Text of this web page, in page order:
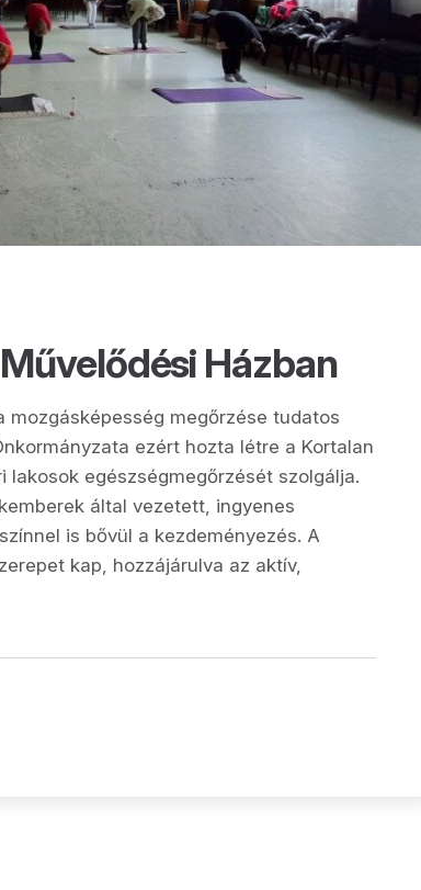
Házban
megőrzése tudatos
ezért hozta létre a Kortalan
egészségmegőrzését szolgálja.
által vezetett, ingyenes
is bővül a kezdeményezés. A
kap, hozzájárulva az aktív,